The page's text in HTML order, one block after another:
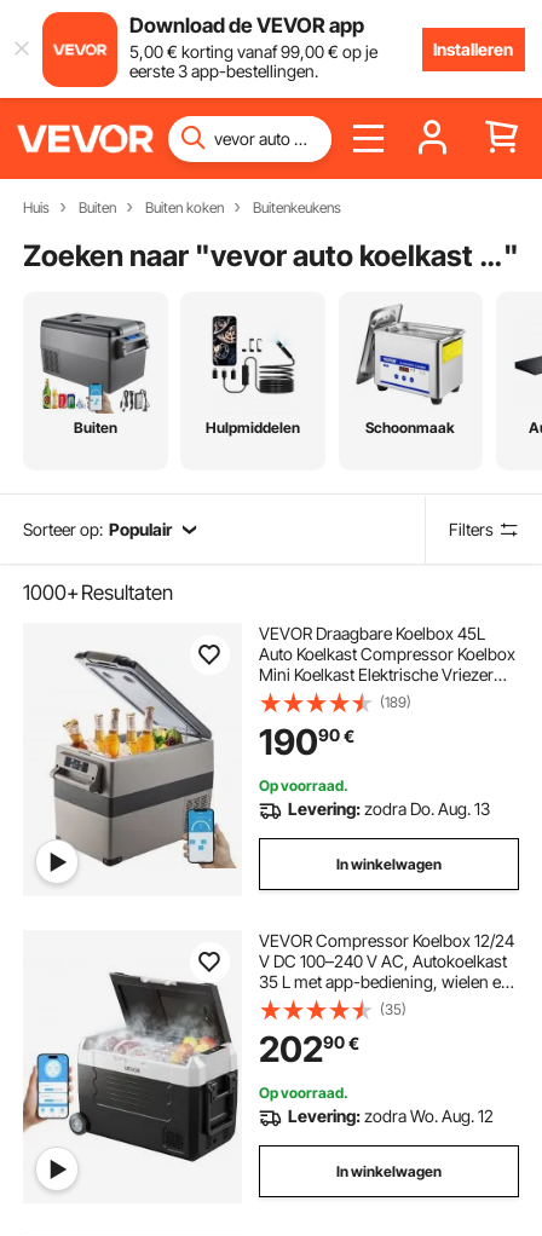
Download de VEVOR app
5,00€ korting vanaf99,00€ op je
eerste 3 app-bestellingen.
Installeren
Huis Buiten Buiten koken Buitenkeukens
Zoeken naar " vevor auto koelkast compressor 20l auto koelkast"
Buiten Hulpmiddelen Schoonmaak
Sorteer op: Populair Filters
1000+Resultaten
VEVOR Draagbare Koelbox 45L
Auto Koelkast Compressor Koelbox
Mini Koelkast Elektrische Vriezer
voor Auto Camping Vrachtwagen
Boot
(189)
19090€
Op voorraad.
Levering:zodra Do. Aug. 13
In winkelwagen
VEVOR Compressor Koelbox 12/24
V DC 100–240 V AC, Autokoelkast
35 L met app-bediening, wielen en
2 temperatuurzones (-20 °C tot 20
°C), Draagbare koelkast voor
campers, boten, kamperen en
vissen
(35)
20290€
Op voorraad.
Levering:zodra Wo. Aug. 12
In winkelwagen